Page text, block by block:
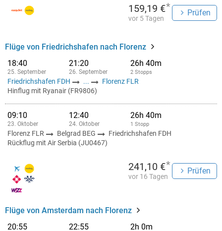
159,19 €*
vor 5 Tagen
Prüfen
Flüge von Friedrichshafen nach Florenz
18:40
25. September
21:20
26. September
26h 40m
2 Stopps
Friedrichshafen FDH ...
Florenz FLR
Hinflug mit Ryanair (FR9806)
09:10
23. Oktober
12:40
24. Oktober
26h 40m
1 Stopp
Florenz FLR Belgrad BEG
Friedrichshafen FDH
Rückflug mit Air Serbia (JU0467)
241,10 €*
vor 16 Tagen
Prüfen
Flüge von Amsterdam nach Florenz
20:55
22:55 2h 0m